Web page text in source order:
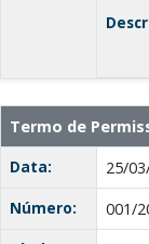
Termo de
Data:
25/
Número:
001/